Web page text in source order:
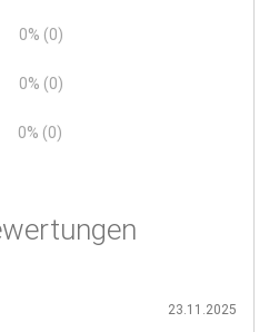
0% (0)
0% (0)
0% (0)
23.11.2025